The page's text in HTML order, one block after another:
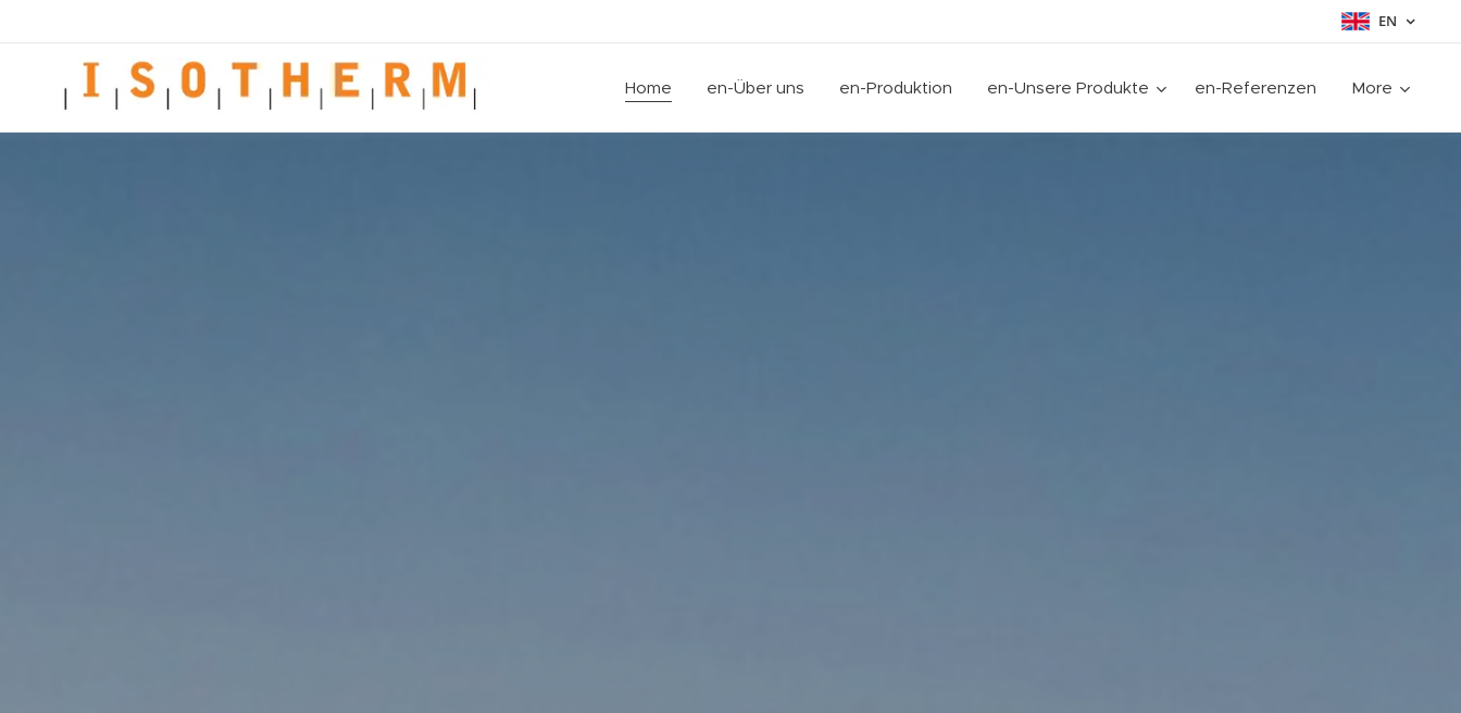
EN
Home en-Über uns en-Produktion en-Unsere Produkte en-Referenzen More